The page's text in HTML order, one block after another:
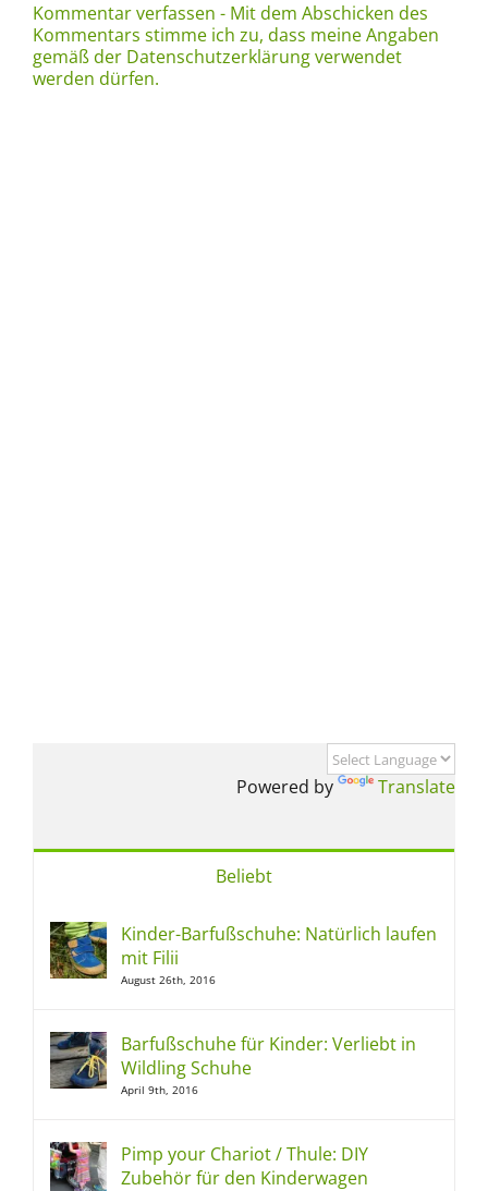
Kommentar verfassen - Mit dem Abschicken des
Kommentars stimme ich zu, dass meine Angaben
gemäß der Datenschutzerklärung verwendet
werden dürfen.
Powered by Translate
Beliebt
Kinder-Barfußschuhe: Natürlich laufen
mit Filii
August 26th, 2016
Barfußschuhe für Kinder: Verliebt in
Wildling Schuhe
April 9th, 2016
Pimp your Chariot / Thule: DIY
Zubehör für den Kinderwagen